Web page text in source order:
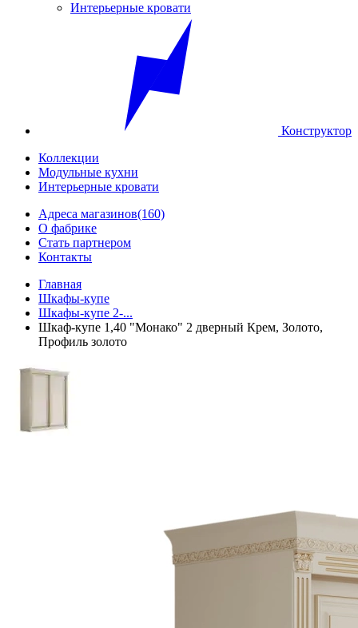
Интерьерные кровати
Конструктор
Коллекции
Модульные кухни
Интерьерные кровати
Адреса магазинов(160)
О фабрике
Стать партнером
Контакты
Главная
Шкафы-купе
Шкафы-купе 2-...
Шкаф-купе 1,40 "Монако" 2 дверный Крем, Золото,
Профиль золото